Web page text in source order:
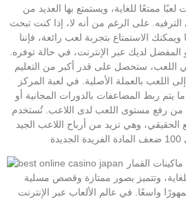
لعبًا ممتعًا للغاية، ويستمتع بها العديد من
على الرغم من أنه لا، إذا كنت تبحث
الاستمتاع بتجربة لعب رائعة، فإننا
المفضل لديك عبر الإنترنت، في حالة توفره.
اللعب، ستحصل على قدر أكبر من التعليم
اللعب بالعملة الأصلية. في لعبة المركز
ما يتم ربط المضاعفات بالدورات المجانية أو
من رفع مستوى اللعب لدى اللاعب. تُستخدم
وهي تزيد من أرباح اللاعب الجيد
القمار
وتتميز بصور ممتازة وقصص مسلية
واسعًا. في عالم الألعاب عبر الإنترنت